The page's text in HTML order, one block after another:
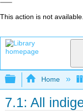
This action is not available.
Expand/
Home
7.1: All